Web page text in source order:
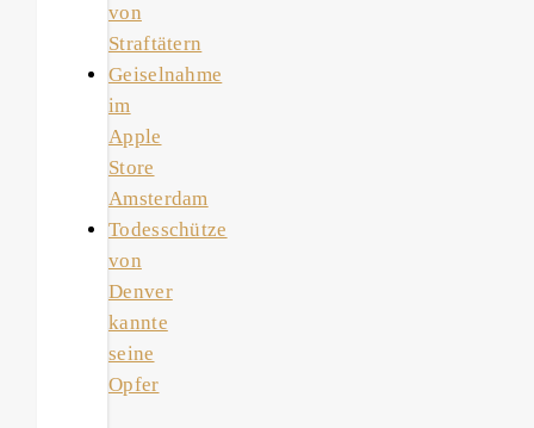
von
Straftätern
Geiselnahme
im
Apple
Store
Amsterdam
Todesschütze
von
Denver
kannte
seine
Opfer